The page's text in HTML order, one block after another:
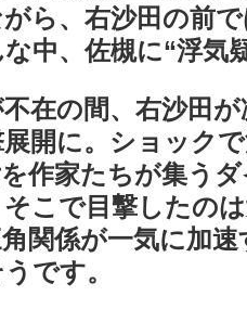
ら、右沙田の前
中、佐槻に“浮気
在の間、右沙田
開に。ショック
作家たちが集う
こで目撃したの
関係が一気に加速
です。